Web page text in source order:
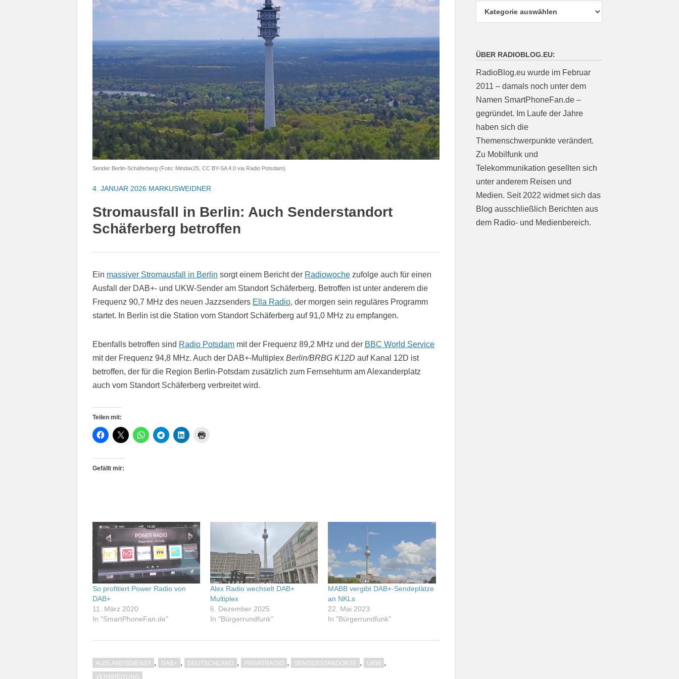
Sender Berlin-Schäferberg (Foto: Mindax25, CC BY-SA 4.0 via Radio Potsdam)
4. JANUAR 2026 MARKUSWEIDNER
Stromausfall in Berlin: Auch Senderstandort
Schäferberg betroffen
Ein massiver Stromausfall in Berlin sorgt einem Bericht der Radiowoche zufolge auch für einen
Ausfall der DAB+- und UKW-Sender am Standort Schäferberg. Betroffen ist unter anderem die
Frequenz 90,7 MHz des neuen Jazzsenders Ella Radio, der morgen sein reguläres Programm
startet. In Berlin ist die Station vom Standort Schäferberg auf 91,0 MHz zu empfangen.
Ebenfalls betroffen sind Radio Potsdam mit der Frequenz 89,2 MHz und der BBC World Service
mit der Frequenz 94,8 MHz. Auch der DAB+-Multiplex Berlin/BRBG K12D auf Kanal 12D ist
betroffen, der für die Region Berlin-Potsdam zusätzlich zum Fernsehturm am Alexanderplatz
auch vom Standort Schäferberg verbreitet wird.
Teilen mit:
Gefällt mir:
So profitiert Power Radio von
DAB+
11. März 2020
In "SmartPhoneFan.de"
Alex Radio wechselt DAB+
Multiplex
6. Dezember 2025
In "Bürgerrundfunk"
MABB vergibt DAB+-Sendeplätze
an NKLs
22. Mai 2023
In "Bürgerrundfunk"
AUSLANDSDIENST , DAB+ , DEUTSCHLAND , PRIVATRADIO , SENDERSTANDORTE , UKW ,
VERBREITUNG
ÜBER RADIOBLOG.EU:
RadioBlog.eu wurde im Februar
2011 – damals noch unter dem
Namen SmartPhoneFan.de –
gegründet. Im Laufe der Jahre
haben sich die
Themenschwerpunkte verändert.
Zu Mobilfunk und
Telekommunikation gesellten sich
unter anderem Reisen und
Medien. Seit 2022 widmet sich das
Blog ausschließlich Berichten aus
dem Radio- und Medienbereich.